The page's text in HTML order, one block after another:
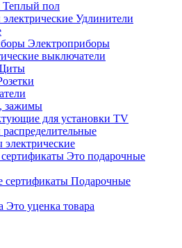
Теплый пол
Удлинители
Электроприборы
выключатели
зажимы
для установки TV
Это подарочные
Подарочные
Это уценка товара